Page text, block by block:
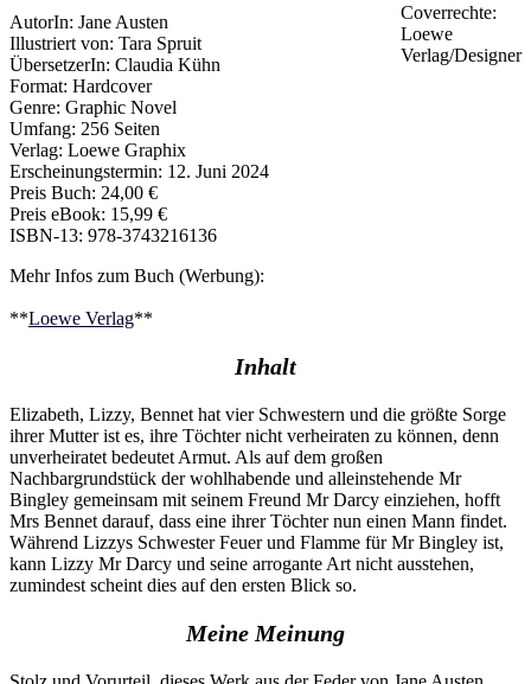
Coverrechte:
Loewe
Verlag/Designer
AutorIn: Jane Austen
Illustriert von: Tara Spruit
ÜbersetzerIn: Claudia Kühn
Format: Hardcover
Genre: Graphic Novel
Umfang: 256 Seiten
Verlag: Loewe Graphix
Erscheinungstermin: 12. Juni 2024
Preis Buch: 24,00 €
Preis eBook: 15,99 €
ISBN-13: 978-3743216136
Mehr Infos zum Buch (Werbung):
**Loewe Verlag**
Inhalt
Elizabeth, Lizzy, Bennet hat vier Schwestern und die größte Sorge
ihrer Mutter ist es, ihre Töchter nicht verheiraten zu können, denn
unverheiratet bedeutet Armut. Als auf dem großen
Nachbargrundstück der wohlhabende und alleinstehende Mr
Bingley gemeinsam mit seinem Freund Mr Darcy einziehen, hofft
Mrs Bennet darauf, dass eine ihrer Töchter nun einen Mann findet.
Während Lizzys Schwester Feuer und Flamme für Mr Bingley ist,
kann Lizzy Mr Darcy und seine arrogante Art nicht ausstehen,
zumindest scheint dies auf den ersten Blick so.
Meine Meinung